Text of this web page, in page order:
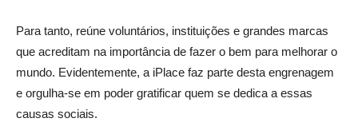
Para tanto, reúne voluntários, instituições e grandes marcas
que acreditam na importância de fazer o bem para melhorar o
mundo. Evidentemente, a iPlace faz parte desta engrenagem
e orgulha-se em poder gratificar quem se dedica a essas
causas sociais.